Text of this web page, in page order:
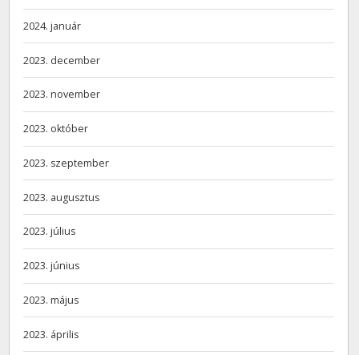
2024. január
2023. december
2023. november
2023. október
2023. szeptember
2023. augusztus
2023. július
2023. június
2023. május
2023. április